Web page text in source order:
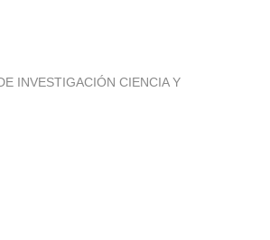
INVESTIGACIÓN CIENCIA Y